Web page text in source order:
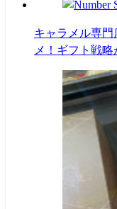
キャラメル専門
メ！ギフト戦略